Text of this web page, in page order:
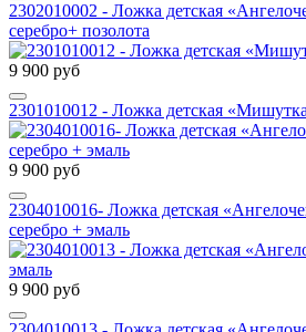
2302010002 - Ложка детская
серебро+ позолота
9 900 руб
2301010012 - Ложка детская
9 900 руб
2304010016- Ложка детская
серебро + эмаль
9 900 руб